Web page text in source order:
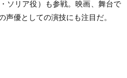
ソリア役）も参戦。映画、舞台で
声優としての演技にも注目だ。